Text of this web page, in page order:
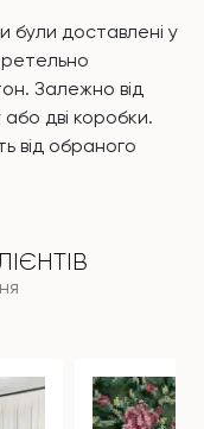
доставлені у
ретельно
Залежно від
дві коробки.
від обраного